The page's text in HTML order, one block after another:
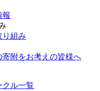
報
り組み
寄附をお考えの皆様へ
クル一覧